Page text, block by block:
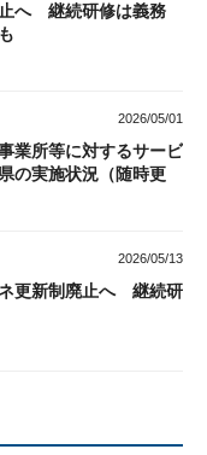
へ 継続研修は義務
2026/05/01
業所等に対するサービ
の実施状況（随時更
2026/05/13
更新制廃止へ 継続研